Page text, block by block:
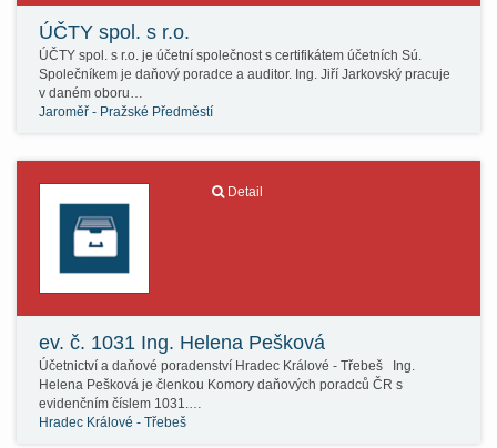
ÚČTY spol. s r.o.
ÚČTY spol. s r.o. je účetní společnost s certifikátem účetních Sú.
Společníkem je daňový poradce a auditor. Ing. Jiří Jarkovský pracuje
v daném oboru…
Jaroměř - Pražské Předměstí
Detail
ev. č. 1031 Ing. Helena Pešková
Účetnictví a daňové poradenství Hradec Králové - Třebeš Ing.
Helena Pešková je členkou Komory daňových poradců ČR s
evidenčním číslem 1031.…
Hradec Králové - Třebeš